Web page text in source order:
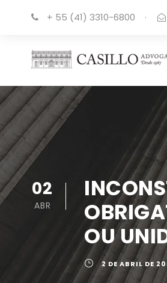
+ 55 (41) 3310-6800 ·
02
ABR
OU
2 DE ABRIL DE